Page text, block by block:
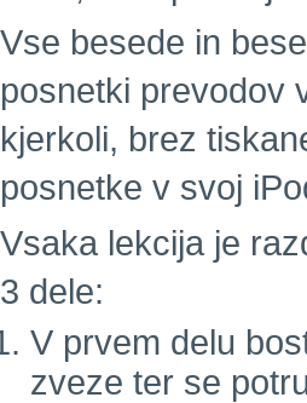
Vse besede in
posnetki prevodov
kjerkoli, brez
posnetke v svoj
Vsaka lekcija je
3 dele:
V prvem delu
zveze ter se